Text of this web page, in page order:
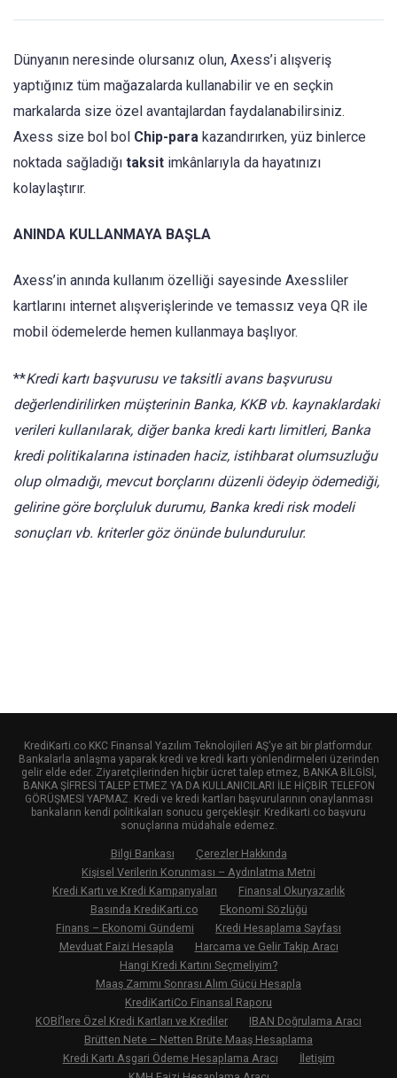
Dünyanın neresinde olursanız olun, Axess’i alışveriş
yaptığınız tüm mağazalarda kullanabilir ve en seçkin
markalarda size özel avantajlardan faydalanabilirsiniz.
Axess size bol bol Chip-para kazandırırken, yüz binlerce
noktada sağladığı taksit imkânlarıyla da hayatınızı
kolaylaştırır.
ANINDA KULLANMAYA BAŞLA
Axess’in anında kullanım özelliği sayesinde Axessliler
kartlarını internet alışverişlerinde ve temassız veya QR ile
mobil ödemelerde hemen kullanmaya başlıyor.
**Kredi kartı başvurusu ve taksitli avans başvurusu
değerlendirilirken müşterinin Banka, KKB vb. kaynaklardaki
verileri kullanılarak, diğer banka kredi kartı limitleri, Banka
kredi politikalarına istinaden haciz, istihbarat olumsuzluğu
olup olmadığı, mevcut borçlarını düzenli ödeyip ödemediği,
gelirine göre borçluluk durumu, Banka kredi risk modeli
sonuçları vb. kriterler göz önünde bulundurulur.
KrediKarti.co KKC Finansal Yazılım Teknolojileri AŞ'ye ait bir platformdur.
Bankalarla anlaşma yaparak kredi ve kredi kartı yönlendirmeleri üzerinden
gelir elde eder. Ziyaretçilerinden hiçbir ücret talep etmez, BANKA BİLGİSİ,
BANKA ŞİFRESİ TALEP ETMEZ YA DA KULLANICILARI İLE HİÇBİR TELEFON
GÖRÜŞMESİ YAPMAZ. Kredi ve kredi kartları başvurularının onaylanması
bankaların kendi politikaları sonucu gerçekleşir. Kredikarti.co başvuru
sonuçlarına müdahale edemez.
Bilgi Bankası
Çerezler Hakkında
Kişisel Verilerin Korunması – Aydınlatma Metni
Kredi Kartı ve Kredi Kampanyaları
Finansal Okuryazarlık
Basında KrediKarti.co
Ekonomi Sözlüğü
Finans – Ekonomi Gündemi
Kredi Hesaplama Sayfası
Mevduat Faizi Hesapla
Harcama ve Gelir Takip Aracı
Hangi Kredi Kartını Seçmeliyim?
Maaş Zammı Sonrası Alım Gücü Hesapla
KrediKartiCo Finansal Raporu
KOBİ’lere Özel Kredi Kartları ve Krediler
IBAN Doğrulama Aracı
Brütten Nete – Netten Brüte Maaş Hesaplama
Kredi Kartı Asgari Ödeme Hesaplama Aracı
İletişim